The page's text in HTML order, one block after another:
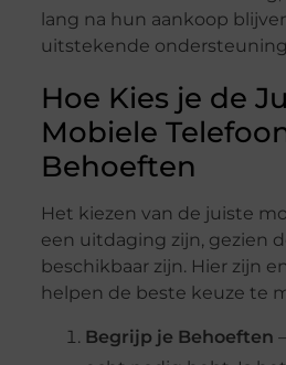
lang na hun aankoop
uitstekende
Hoe Kies je de
Mobiele
Behoeften
Het kiezen van de juiste
een uitdaging zijn, gezien
beschikbaar zijn. Hier zijn
helpen de beste keuze te
Begrijp je Behoeften